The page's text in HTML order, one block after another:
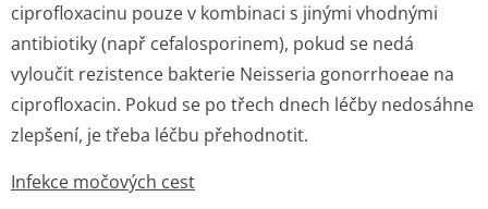
ciprofloxacinu pouze v kombinaci s jinými vhodnými
antibiotiky (např cefalosporinem), pokud se nedá
vyloučit rezistence bakterie Neisseria gonorrhoeae na
ciprofloxacin. Pokud se po třech dnech léčby nedosáhne
zlepšení, je třeba léčbu přehodnotit.
Infekce močových cest